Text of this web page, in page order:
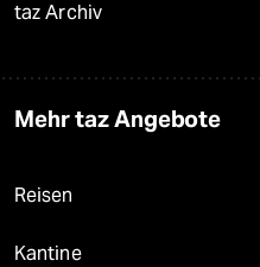
taz Archiv
Mehr taz Angebote
Reisen
Kantine